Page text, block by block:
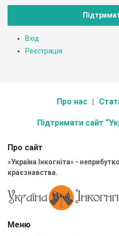
Вхід
Реєстрація
Про нас
Підтримати сайт
Про сайт
«Україна Інкогніта» -
краєзнавства.
Меню